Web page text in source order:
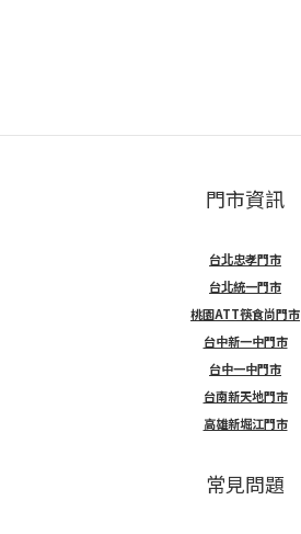
門市資訊
台北忠孝門市
台北統一門市
桃園ATT筷食尚門市
台中新一中門市
台中一中門市
台南新天地門市
高雄新堀江門市
常見問題